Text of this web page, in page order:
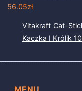
56.05zł
Vitakraft Cat-
Kaczka I Królik
MENU